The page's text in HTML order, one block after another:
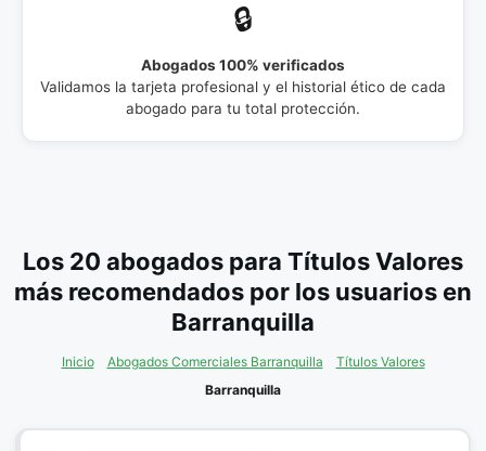
🔒
Abogados 100% verificados
Validamos la tarjeta profesional y el historial ético de cada
abogado para tu total protección.
Los 20 abogados para Títulos Valores
más recomendados por los usuarios en
Barranquilla
Inicio Abogados Comerciales Barranquilla
Títulos Valores
Barranquilla